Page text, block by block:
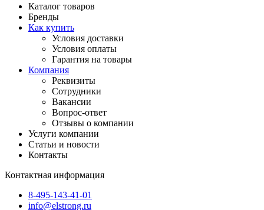
Каталог товаров
Бренды
Как купить
Условия доставки
Условия оплаты
Гарантия на товары
Компания
Реквизиты
Сотрудники
Вакансии
Вопрос-ответ
Отзывы о компании
Услуги компании
Статьи и новости
Контакты
Контактная информация
8-495-143-41-01
info@elstrong.ru